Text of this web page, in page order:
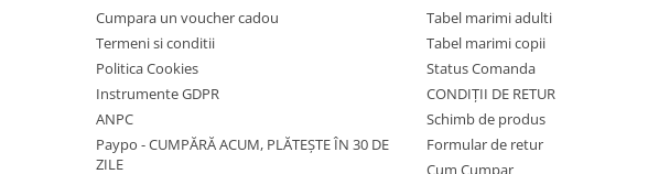
Cumpara un voucher cadou
Termeni si conditii
Politica Cookies
Instrumente GDPR
ANPC
Paypo - CUMPĂRĂ ACUM, PLĂTEȘTE ÎN 30 DE
ZILE
Tabel marimi adulti
Tabel marimi copii
Status Comanda
CONDIȚII DE RETUR
Schimb de produs
Formular de retur
Cum Cumpar